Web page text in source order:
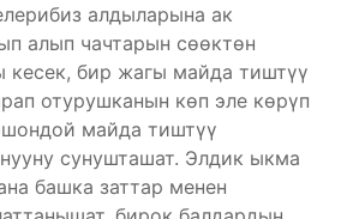
алдыларына ак
алып чачтарын сөөктөн
кесек, бир жагы майда тиштүү
отурушканын көп эле көрүп
майда тиштүү
сунушташат. Элдик ыкма
башка заттар менен